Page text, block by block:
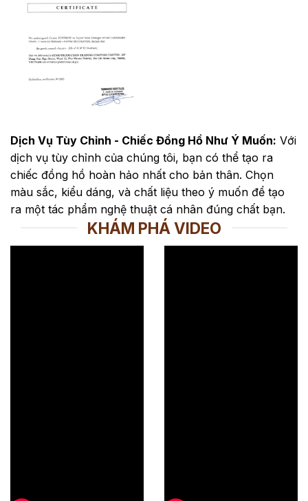
Dịch Vụ Tùy Chỉnh - Chiếc Đồng Hồ Như Ý Muốn: Với
dịch vụ tùy chỉnh của chúng tôi, bạn có thể tạo ra
chiếc đồng hồ hoàn hảo nhất cho bản thân. Chọn
màu sắc, kiểu dáng, và chất liệu theo ý muốn để tạo
ra một tác phẩm nghệ thuật cá nhân đúng chất bạn.
KHÁM PHÁ VIDEO